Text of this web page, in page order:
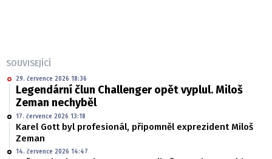
SOUVISEJÍCÍ
29. července 2026 18:36
Legendární člun Challenger opět vyplul. Miloš
Zeman nechyběl
17. července 2026 13:18
Karel Gott byl profesionál, připomněl exprezident Miloš
Zeman
14. července 2026 14:47